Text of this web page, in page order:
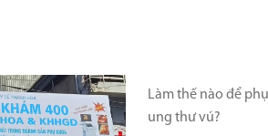
Làm thế nào để
ung thư vú?